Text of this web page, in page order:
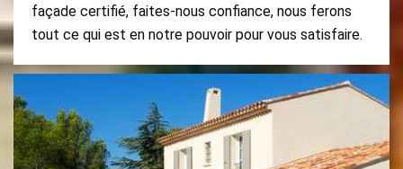
façade certifié, faites-nous confiance, nous ferons
tout ce qui est en notre pouvoir pour vous satisfaire.